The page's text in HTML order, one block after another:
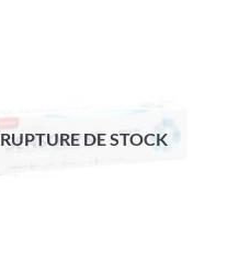
RUPTURE DE STOCK